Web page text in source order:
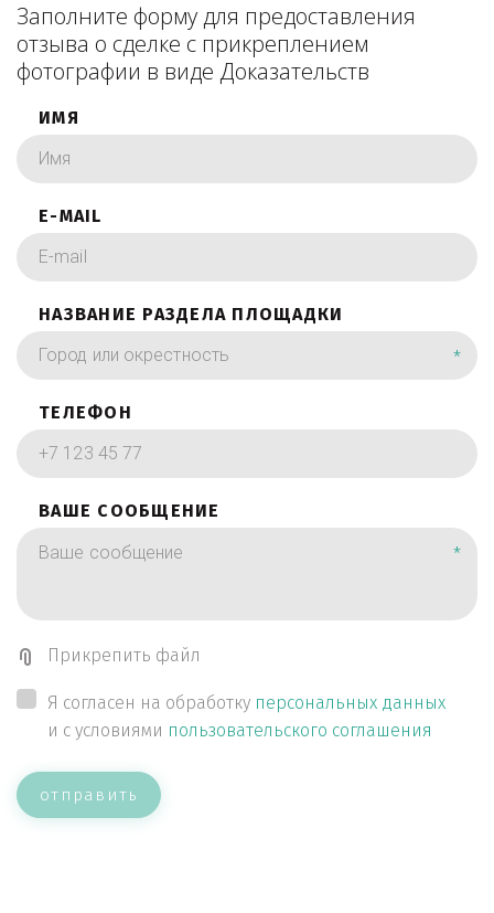
Заполните форму для предоставления
отзыва о сделке с прикреплением
фотографии в виде Доказательств
ИМЯ
E-MAIL
НАЗВАНИЕ РАЗДЕЛА ПЛОЩАДКИ
*
ТЕЛЕФОН
ВАШЕ СООБЩЕНИЕ
*
Прикрепить файл
Я согласен на обработку персональных данных
и с условиями пользовательского соглашения
отправить